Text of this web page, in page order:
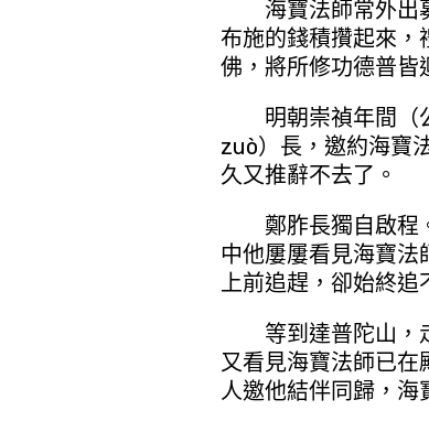
海寶法師常外出募
布施的錢積攢起來，
佛，將所修功德普皆
明朝崇禎年間（公
zuò）長，邀約海寶
久又推辭不去了。
鄭胙長獨自啟程
中他屢屢看見海寶法
上前追趕，卻始終追
等到達普陀山，
又看見海寶法師已在
人邀他結伴同歸，海